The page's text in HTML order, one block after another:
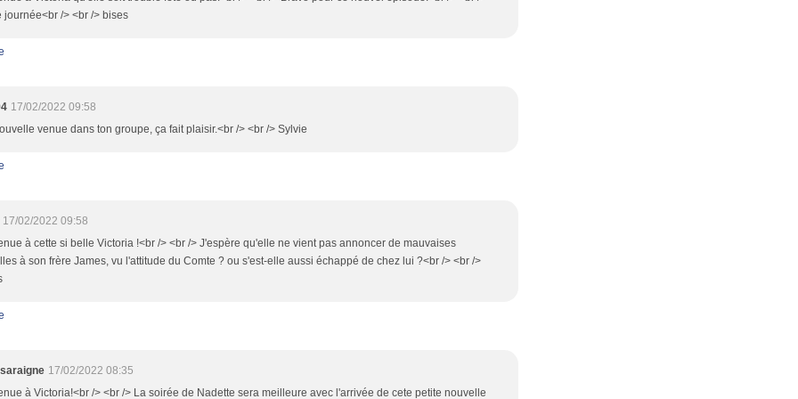
journée<br /> <br /> bises
17/02/2022 09:58
venue dans ton groupe, ça fait plaisir.<br /> <br /> Sylvie
17/02/2022 09:58
à cette si belle Victoria !<br /> <br /> J'espère qu'elle ne vient pas annoncer de mauvaises
à son frère James, vu l'attitude du Comte ? ou s'est-elle aussi échappé de chez lui ?<br /> <br />
17/02/2022 08:35
à Victoria!<br /> <br /> La soirée de Nadette sera meilleure avec l'arrivée de cete petite nouvelle